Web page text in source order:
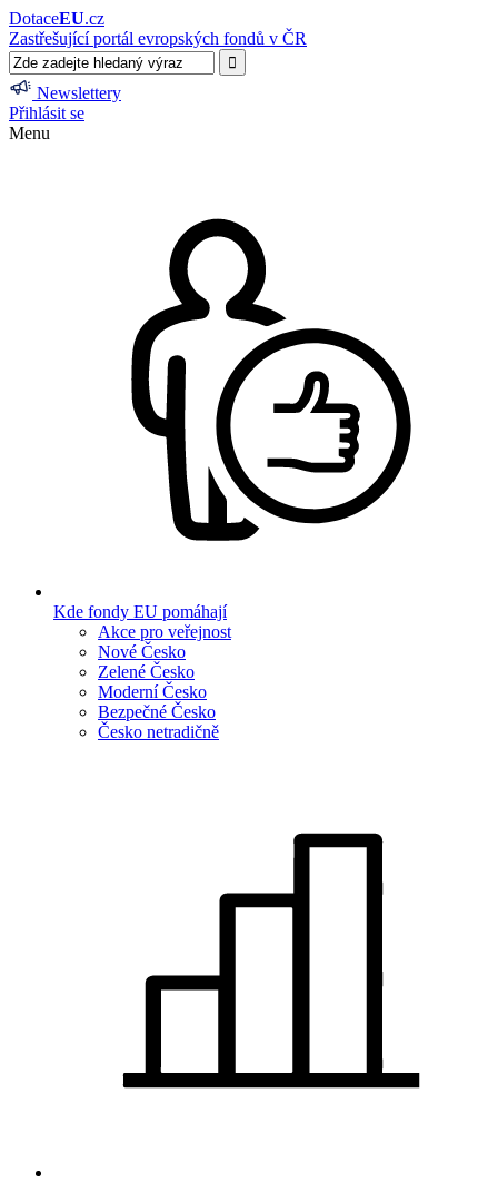
DotaceEU.cz
Zastřešující portál evropských fondů v ČR
Newslettery
Přihlásit se
Menu
Kde fondy EU pomáhají
Akce pro veřejnost
Nové Česko
Zelené Česko
Moderní Česko
Bezpečné Česko
Česko netradičně